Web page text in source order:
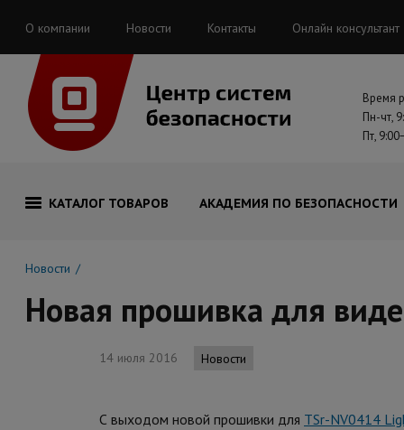
О компании Новости Контакты Онлайн консультант
Время
Пн-чт,
Пт,
КАТАЛОГ ТОВАРОВ АКАДЕМИЯ ПО БЕЗОПАСНОСТИ
Новости
Новая прошивка для
14 июля 2016 Новости
С выходом новой прошивки для TSr-NV0414